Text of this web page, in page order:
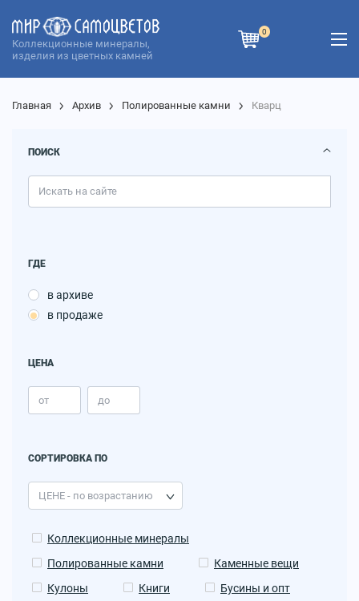
Коллекционные минералы,
изделия из цветных камней
0
Главная Архив Полированные камни Кварц
ПОИСК
ГДЕ
в архиве
в продаже
ЦЕНА
СОРТИРОВКА ПО
Коллекционные минералы
Полированные камни
Каменные вещи
Кулоны
Книги Бусины и опт